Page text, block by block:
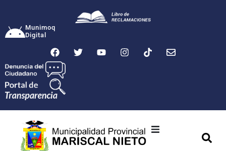
Munimoq
Digital